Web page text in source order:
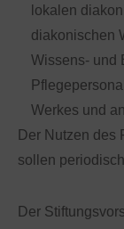
lokalen
diakonischen
Wissens- und
Werkes und
Der Nutzen des
sollen
Der